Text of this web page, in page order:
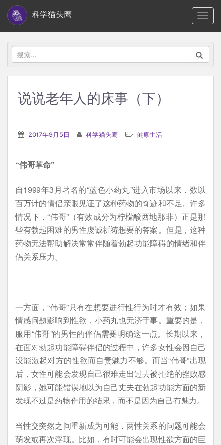
i
科学猫头鹰
搜
索：
说说老年人的床事（下）
2017年9月5日 科学猫头鹰 健康生活
“伟哥革命”
自1999年3月著名的“蓝色小药丸”进入市场以来，数以
百万计的情侣亲眼见证了这种药物的奇迹和不足。许多
情况下，“伟哥”（有效成分为柠檬酸西地那非）正是那
些有勃起困难的男性虔诚祈祷想要的答案。但是，这种
药物无法帮助解决常常伴随着勃起功能障碍的情绪和伴
侣关系压力。
一方面，“伟哥”只有在想要进行性行为时才有效；如果
情感问题影响到性欲，小药丸也无济于事。重要的是，
服用“伟哥”的男性的伴侣需要明确这一点。长期以来，
在面对勃起功能障碍伴侣的过程中，许多女性会因自己
没能激起对方的性欲而自责魅力不够。而当“伟哥”出现
后，女性可能会发现自己很难走出过去被拒绝的挫败感
阴影，她可能错误地以为自己丈夫在勃起功能方面的新
发现不过是药物作用的结果，而不是因为自己有魅力。
当性交突然之间重新成为可能，两性关系的问题可能会
萌发或再次浮现。比如，有时可能会出现性欲方面的巨